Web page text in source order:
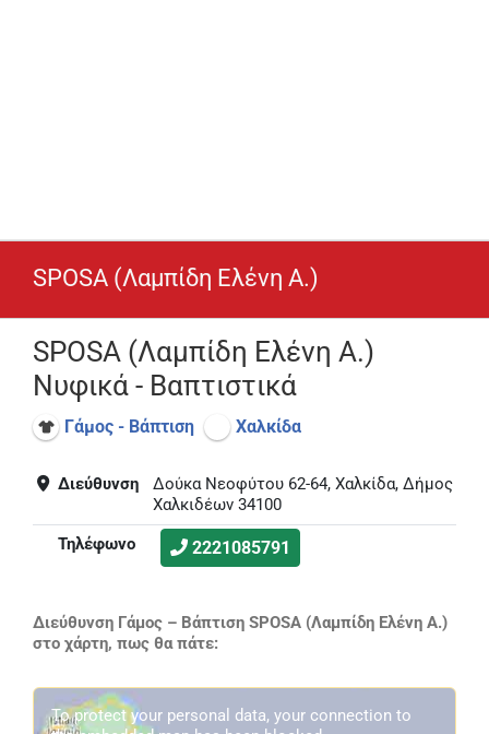
SPOSA (Λαμπίδη Ελένη Α.)
SPOSA (Λαμπίδη Ελένη Α.)
Νυφικά - Βαπτιστικά
Γάμος - Βάπτιση Χαλκίδα
Διεύθυνση
Δούκα Νεοφύτου 62-64, Χαλκίδα, Δήμος
Χαλκιδέων 34100
Τηλέφωνο
2221085791
Διεύθυνση Γάμος – Βάπτιση SPOSA (Λαμπίδη Ελένη Α.)
στο χάρτη, πως θα πάτε:
To protect your personal data, your connection to